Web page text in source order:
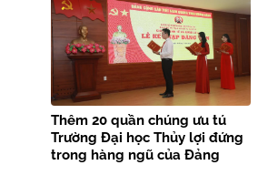
Thêm 20 quần chúng ưu tú
Trường Đại học Thủy lợi đứng
trong hàng ngũ của Đảng